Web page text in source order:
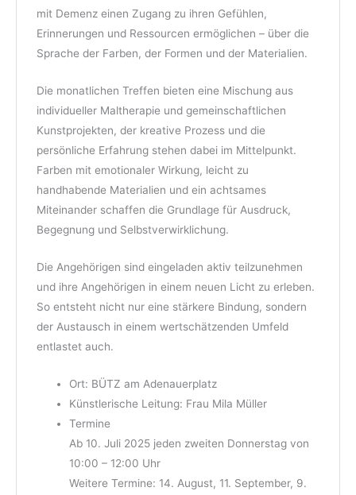
mit Demenz einen Zugang zu ihren Gefühlen,
Erinnerungen und Ressourcen ermöglichen – über die
Sprache der Farben, der Formen und der Materialien.
Die monatlichen Treffen bieten eine Mischung aus
individueller Maltherapie und gemeinschaftlichen
Kunstprojekten, der kreative Prozess und die
persönliche Erfahrung stehen dabei im Mittelpunkt.
Farben mit emotionaler Wirkung, leicht zu
handhabende Materialien und ein achtsames
Miteinander schaffen die Grundlage für Ausdruck,
Begegnung und Selbstverwirklichung.
Die Angehörigen sind eingeladen aktiv teilzunehmen
und ihre Angehörigen in einem neuen Licht zu erleben.
So entsteht nicht nur eine stärkere Bindung, sondern
der Austausch in einem wertschätzenden Umfeld
entlastet auch.
Ort: BÜTZ am Adenauerplatz
Künstlerische Leitung: Frau Mila Müller
Termine
Ab 10. Juli 2025 jeden zweiten Donnerstag von
10:00 – 12:00 Uhr
Weitere Termine: 14. August, 11. September, 9.